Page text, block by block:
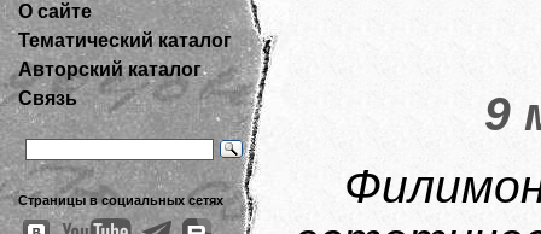
О сайте
Тематический каталог
Авторский каталог
Связь
Страницы в социальных сетях
9